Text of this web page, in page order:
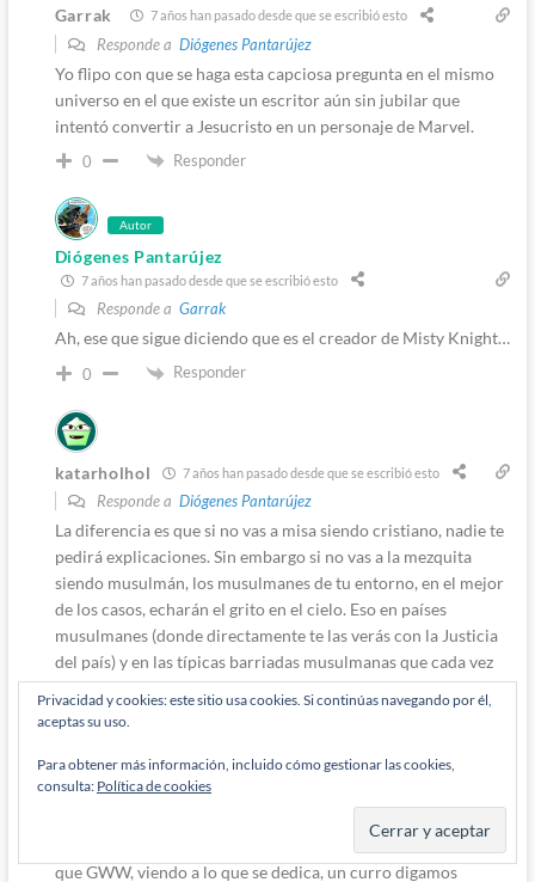
Garrak 7 años han pasado desde que se escribió esto
Responde a Diógenes Pantarújez
Yo flipo con que se haga esta capciosa pregunta en el mismo
universo en el que existe un escritor aún sin jubilar que
intentó convertir a Jesucristo en un personaje de Marvel.
0 Responder
Autor
Diógenes Pantarújez
7 años han pasado desde que se escribió esto
Responde a Garrak
Ah, ese que sigue diciendo que es el creador de Misty Knight…
0 Responder
katarholhol 7 años han pasado desde que se escribió esto
Responde a Diógenes Pantarújez
La diferencia es que si no vas a misa siendo cristiano, nadie te
pedirá explicaciones. Sin embargo si no vas a la mezquita
siendo musulmán, los musulmanes de tu entorno, en el mejor
de los casos, echarán el grito en el cielo. Eso en países
musulmanes (donde directamente te las verás con la Justicia
del país) y en las típicas barriadas musulmanas que cada vez
más hay por occidente y que todos tenemos algunas en
nuestras ciudades. También es cierto que hay musulmanes
cultural» o por nivel de estudios o socioeconómico sí han
logrado integrarse bien y librarse de la comunidad
que GWW, viendo a lo que se dedica, un curro digamos
Privacidad y cookies: este sitio usa cookies. Si continúas navegando por él,
aceptas su uso.
Para obtener más información, incluido cómo gestionar las cookies,
consulta: Política de cookies